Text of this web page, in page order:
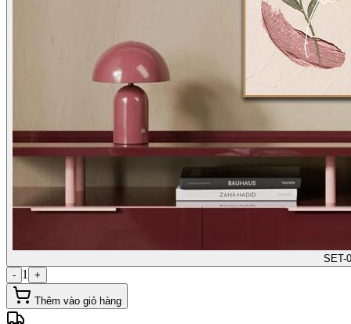
SET-
- 1 +
Thêm vào giỏ hàng